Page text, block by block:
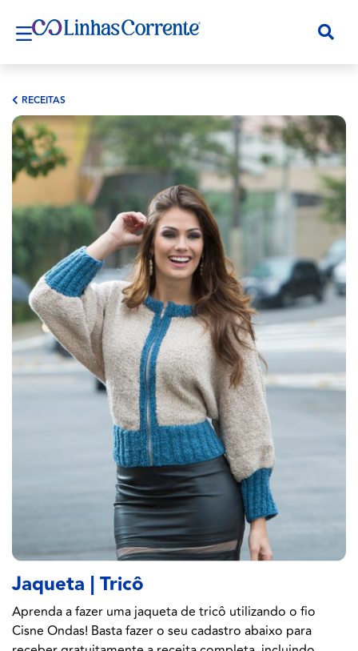
RECEITAS
Jaqueta | Tricô
Aprenda a fazer uma jaqueta de tricô utilizando o fio
Cisne Ondas! Basta fazer o seu cadastro abaixo para